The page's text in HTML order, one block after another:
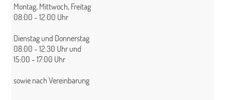
Montag, Mittwoch, Freitag
08:00 - 12:00 Uhr
Dienstag und Donnerstag
08:00 - 12:30 Uhr und
15:00 - 17:00 Uhr
sowie nach Vereinbarung